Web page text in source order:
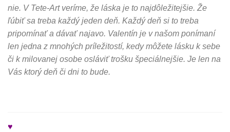
nie. V Tete-Art veríme, že láska je to najdôležitejšie. Že
ľúbiť sa treba každý jeden deň. Každý deň si to treba
pripomínať a dávať najavo. Valentín je v našom ponímaní
len jedna z mnohých príležitostí, kedy môžete lásku k sebe
či k milovanej osobe osláviť trošku špeciálnejšie. Je len na
Vás ktorý deň či dni to bude.
♥